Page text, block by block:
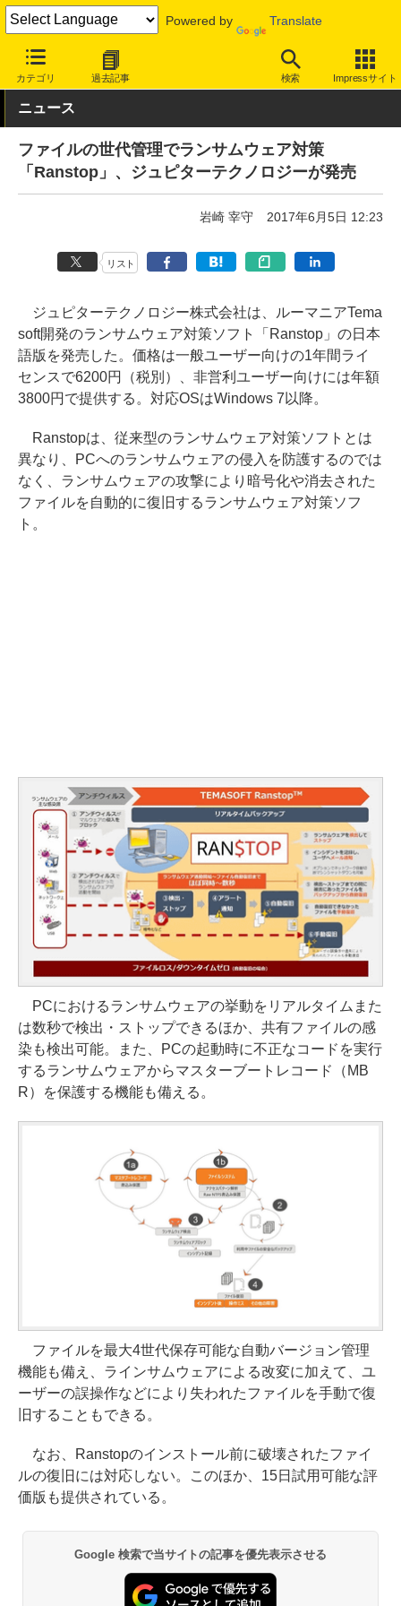
Powered by Translate
カテゴリ 過去記事 検索 Impressサイト
INTERNET Watch トピック 対策ソフト/サービス
ニュース
ファイルの世代管理でランサムウェア対策
「Ranstop」、ジュピターテクノロジーが発売
岩崎 宰守 2017年6月5日 12:23
リスト
ジュピターテクノロジー株式会社は、ルーマニアTema
soft開発のランサムウェア対策ソフト「Ranstop」の日本
語版を発売した。価格は一般ユーザー向けの1年間ライ
センスで6200円（税別）、非営利ユーザー向けには年額
3800円で提供する。対応OSはWindows 7以降。
Ranstopは、従来型のランサムウェア対策ソフトとは
異なり、PCへのランサムウェアの侵入を防護するのでは
なく、ランサムウェアの攻撃により暗号化や消去された
ファイルを自動的に復旧するランサムウェア対策ソフ
ト。
PCにおけるランサムウェアの挙動をリアルタイムまた
は数秒で検出・ストップできるほか、共有ファイルの感
染も検出可能。また、PCの起動時に不正なコードを実行
するランサムウェアからマスターブートレコード（MB
R）を保護する機能も備える。
ファイルを最大4世代保存可能な自動バージョン管理
機能も備え、ラインサムウェアによる改変に加えて、ユ
ーザーの誤操作などにより失われたファイルを手動で復
旧することもできる。
なお、Ranstopのインストール前に破壊されたファイ
ルの復旧には対応しない。このほか、15日試用可能な評
価版も提供されている。
Google 検索で当サイトの記事を優先表示させる